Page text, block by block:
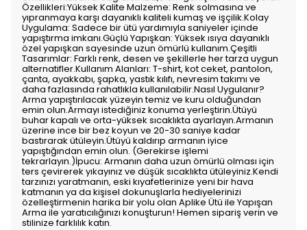
Özellikleri:Yüksek Kalite Malzeme: Renk solmasına ve
yıpranmaya karşı dayanıklı kaliteli kumaş ve işçilik.Kolay
Uygulama: Sadece bir ütü yardımıyla saniyeler içinde
yapıştırma imkanı.Güçlü Yapışkan: Yüksek ısıya dayanıklı
özel yapışkan sayesinde uzun ömürlü kullanım.Çeşitli
Tasarımlar: Farklı renk, desen ve şekillerle her tarza uygun
alternatifler.Kullanım Alanları: T-shirt, kot ceket, pantolon,
çanta, ayakkabı, şapka, yastık kılıfı, nevresim takımı ve
daha fazlasında rahatlıkla kullanılabilir.Nasıl Uygulanır?
Arma yapıştırılacak yüzeyin temiz ve kuru olduğundan
emin olun.Armayı istediğiniz konuma yerleştirin.Ütüyü
buhar kapalı ve orta-yüksek sıcaklıkta ayarlayın.Armanın
üzerine ince bir bez koyun ve 20-30 saniye kadar
bastırarak ütüleyin.Ütüyü kaldırıp armanın iyice
yapıştığından emin olun. (Gerekirse işlemi
tekrarlayın.)İpucu: Armanın daha uzun ömürlü olması için
ters çevirerek yıkayınız ve düşük sıcaklıkta ütüleyiniz.Kendi
tarzınızı yaratmanın, eski kıyafetlerinize yeni bir hava
katmanın ya da kişisel dokunuşlarla hediyelerinizi
özelleştirmenin harika bir yolu olan Aplike Ütü ile Yapışan
Arma ile yaratıcılığınızı konuşturun! Hemen sipariş verin ve
stilinize farklılık katın.